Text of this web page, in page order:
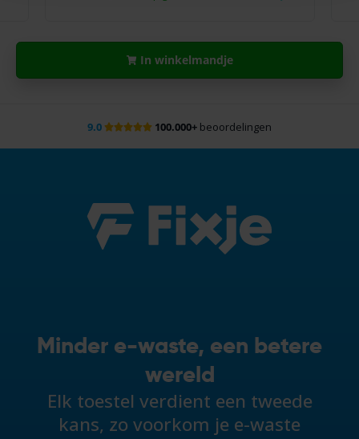
In winkelmandje
9.0 100.000+ beoordelingen
Minder e-waste, een betere
wereld
Elk toestel verdient een tweede
kans, zo voorkom je e-waste